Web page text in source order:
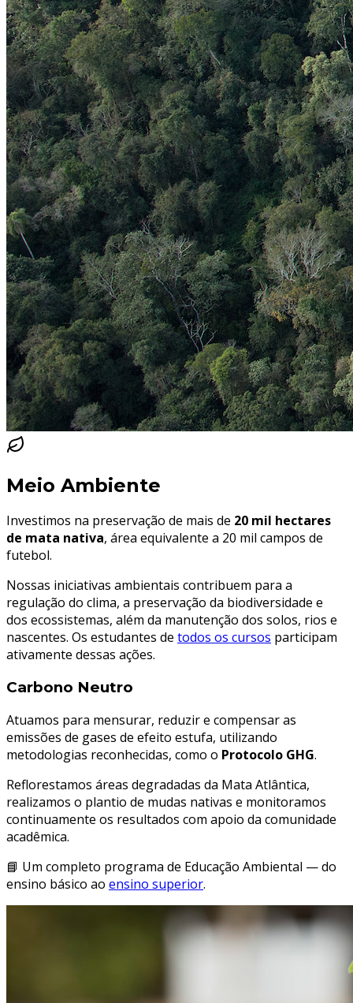
Meio Ambiente
Investimos na preservação de mais de 20 mil hectares
de mata nativa, área equivalente a 20 mil campos de
futebol.
Nossas iniciativas ambientais contribuem para a
regulação do clima, a preservação da biodiversidade e
dos ecossistemas, além da manutenção dos solos, rios e
nascentes. Os estudantes de todos os cursos participam
ativamente dessas ações.
Carbono Neutro
Atuamos para mensurar, reduzir e compensar as
emissões de gases de efeito estufa, utilizando
metodologias reconhecidas, como o Protocolo GHG.
Reflorestamos áreas degradadas da Mata Atlântica,
realizamos o plantio de mudas nativas e monitoramos
continuamente os resultados com apoio da comunidade
acadêmica.
📘 Um completo programa de Educação Ambiental — do
ensino básico ao ensino superior.